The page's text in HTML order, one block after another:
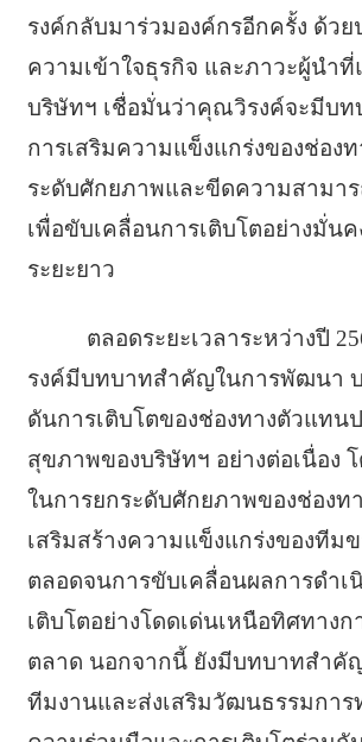
รงค์กลับมาร่วมองค์กรอีกครั้ง ด้ว
ความเข้าใจธุรกิจ และภาวะผู้นำที่
บริษัทฯ เชื่อมั่นว่าคุณวิรงค์จะมีบ
การเสริมความแข็งแกร่งของช่อง
ระดับศักยภาพและขีดความสามา
เพื่อขับเคลื่อนการเติบโตอย่างมั่น
ระยะยาว
ตลอดระยะเวลาระหว่างปี
รงค์มีบทบาทสำคัญในการพัฒนา
ดันการเติบโตของช่องทางตัวแทน
สุขภาพของบริษัทฯ อย่างต่อเนื่อง
ในการยกระดับศักยภาพของช่องท
เสริมสร้างความแข็งแกร่งของทีม
ตลอดจนการขับเคลื่อนผลการดำเ
เติบโตอย่างโดดเด่นเหนือทิศทางก
ตลาด นอกจากนี้ ยังมีบทบาทสำคั
ทีมงานและส่งเสริมวัฒนธรรมการ